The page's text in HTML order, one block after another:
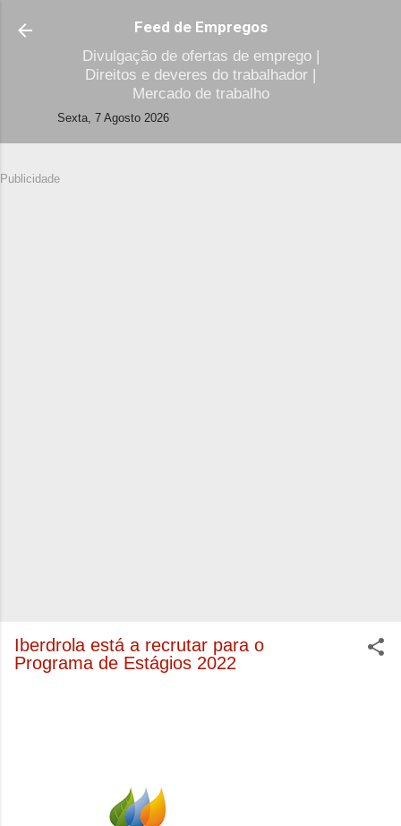
Avançar para o conteúdo principal
Feed de Empregos
Divulgação de ofertas de emprego |
Direitos e deveres do trabalhador |
Mercado de trabalho
Sexta, 7 Agosto 2026
Publicidade
Iberdrola está a recrutar para o
Programa de Estágios 2022